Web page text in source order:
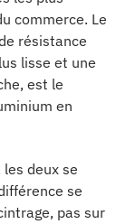
commerce. Le
résistance
lisse et une
est le
en
deux se
se
pas sur